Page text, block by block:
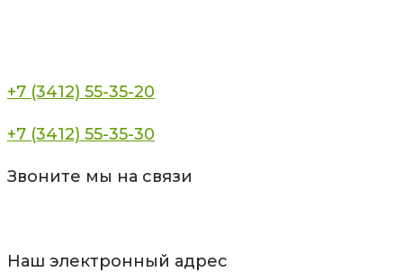
+7 (3412) 55-35-20
+7 (3412) 55-35-30
Звоните мы на связи
Наш электронный адрес